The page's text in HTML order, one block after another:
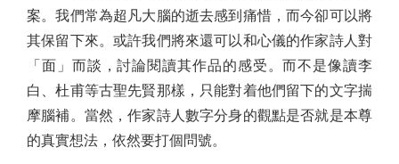
案。我們常為超凡大腦的逝去感到痛惜，而今卻可以將
其保留下來。或許我們將來還可以和心儀的作家詩人對
「面」而談，討論閱讀其作品的感受。而不是像讀李
白、杜甫等古聖先賢那樣，只能對着他們留下的文字揣
摩腦補。當然，作家詩人數字分身的觀點是否就是本尊
的真實想法，依然要打個問號。